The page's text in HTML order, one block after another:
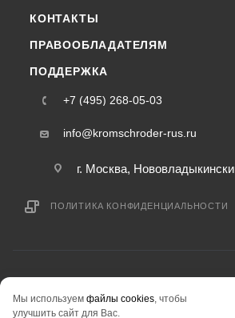
КОНТАКТЫ
ПРАВООБЛАДАТЕЛЯМ
ПОДДЕРЖКА
+7 (495) 268-05-03
info@kromschroder-rus.ru
г. Москва,
ПОЛИТИКА КОНФИДЕНЦИАЛЬНОСТИ
информация на сайте «kromschroder-rus.ru» не
Мы используем файлы cookies, чтобы
улучшить сайт для Вас.